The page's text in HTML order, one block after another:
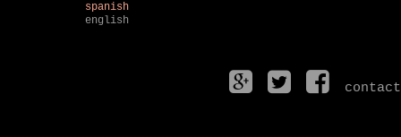
spanish
english
contact